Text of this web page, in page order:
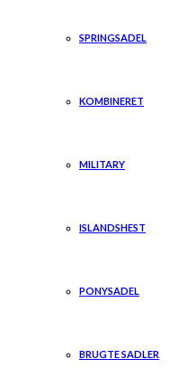
SPRINGSADEL
KOMBINERET
MILITARY
ISLANDSHEST
PONYSADEL
BRUGTE SADLER